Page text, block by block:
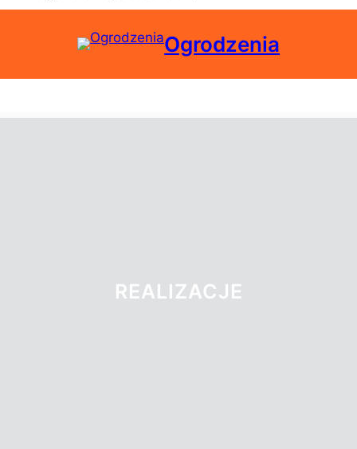
Ogrodzenia
REALIZACJE